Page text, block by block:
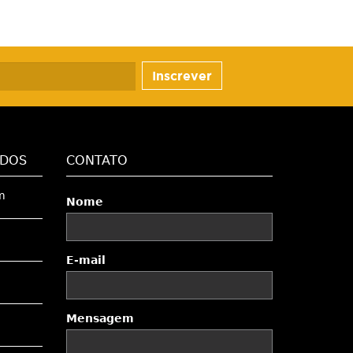
Inscrever
CONTATO
Nome
E-mail
Mensagem